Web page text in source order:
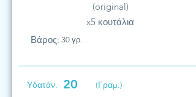
(original)
x5 κουτάλια
Βάρος: 30 γρ.
Υδατάν. 20 (Γραμ.)